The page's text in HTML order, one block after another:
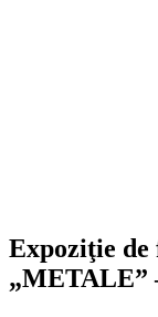
Expoziţie
„METALE”